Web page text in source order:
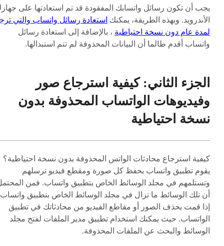
يجب أن تكون رسائل واتسابك المفقودة قد تم استعادتها على
الأندرويد. وبهذه الطريقة، يمكنك استعادة رسائل واتساب والتي
لمدة عام دون نسخة احتياطية ، بالإضافة إلى استعادة رسائل
واتساب أقدم طالما أن البيانات المحذوفة لم تتم استبدالها.
الجزء الثاني: كيفية استرجاع صور
وفيديوهات الواتساب المحذوفة بدون
نسخة احتياطية
كيفية استرجاع محادثات الواتس المحذوفة بدون نسخة احتياطية؟
يقوم تطبيق واتساب بحفظ كل صورة ومقطع فيديو ترسلهم
وتستلمهم في مجلد الوسائط الخاص بتطبيق واتساب. فمن
أن تلك الوسائط ما تزال في مجلد الوسائط الخاص بتطبيق
إذا قمت بحذف الصور أو مقاطع الفيديو من محادثاتك في تطبيق
الواتساب. حيث يمكنك استخدام تطبيق مدير الملفات لفتح مجلد
الوسائط والبحث عن الملفات المحذوفة.